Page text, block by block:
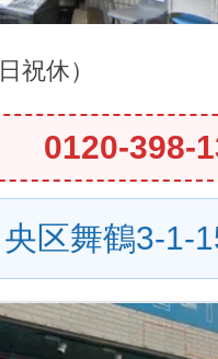
祝休）
0120-398-
区舞鶴3-1-